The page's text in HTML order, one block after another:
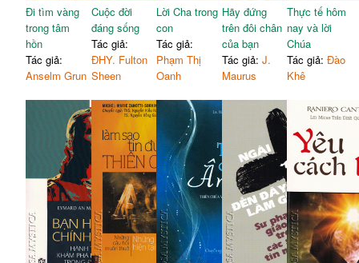
Đi tìm vàng
trong tâm
hồn
Tác giả:
Anselm Grun
Cuộc đời
đáng sống
Tác giả:
ĐHY. Fulton
Sheen
Lời Cha trong
con
Tác giả:
Phạm Thị
Oanh
Hãy đứng
trên đôi chân
của bạn
Tác giả: J.
Maurus
Thực tế hôm
nay và lời
Chúa
Tác giả:Đào
Khê